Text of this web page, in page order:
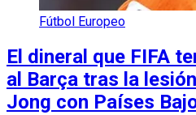
Fútbol Europeo
El dineral que FIFA
al Barça tras la
Jong con Países